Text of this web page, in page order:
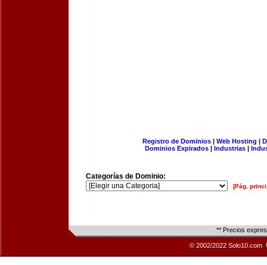
Registro de Dominios| Web Hosting |
Dominios Expirados | Industrias |
Categorías de Dominio:
[Pág.
** Precios
© 2002/2022 Solo10.com